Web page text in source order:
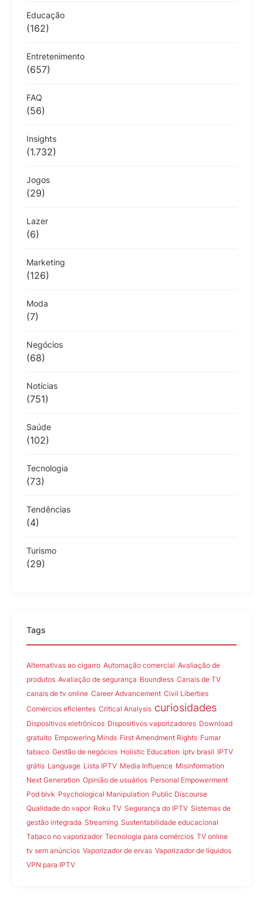
Educação
(162)
Entretenimento
(657)
FAQ
(56)
Insights
(1.732)
Jogos
(29)
Lazer
(6)
Marketing
(126)
Moda
(7)
Negócios
(68)
Notícias
(751)
Saúde
(102)
Tecnologia
(73)
Tendências
(4)
Turismo
(29)
Tags
Alternativas ao cigarro Automação comercial Avaliação de
produtos Avaliação de segurança Boundless Canais de TV
canais de tv online Career Advancement Civil Liberties
Comércios eficientes Critical Analysis curiosidades
Dispositivos eletrônicos Dispositivos vaporizadores Download
gratuito Empowering Minds First Amendment Rights Fumar
tabaco Gestão de negócios Holistic Education iptv brasil IPTV
grátis Language Lista IPTV Media Influence Misinformation
Next Generation Opinião de usuários Personal Empowerment
Pod blvk Psychological Manipulation Public Discourse
Qualidade do vapor Roku TV Segurança do IPTV Sistemas de
gestão integrada Streaming Sustentabilidade educacional
Tabaco no vaporizador Tecnologia para comércios TV online
tv sem anúncios Vaporizador de ervas Vaporizador de líquidos
VPN para IPTV